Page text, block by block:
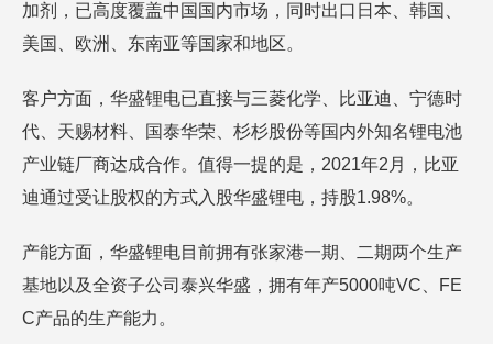
加剂，已高度覆盖中国国内市场，同时出口日本、韩国、
美国、欧洲、东南亚等国家和地区。
客户方面，华盛锂电已直接与三菱化学、比亚迪、宁德时
代、天赐材料、国泰华荣、杉杉股份等国内外知名锂电池
产业链厂商达成合作。值得一提的是，2021年2月，比亚
迪通过受让股权的方式入股华盛锂电，持股1.98%。
产能方面，华盛锂电目前拥有张家港一期、二期两个生产
基地以及全资子公司泰兴华盛，拥有年产5000吨VC、FE
C产品的生产能力。